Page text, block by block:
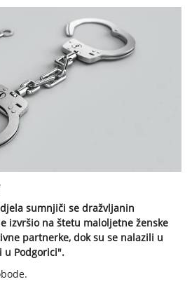
sumnjiči se dražvljanin
izvršio na štetu maloljetne ženske
partnerke, dok su se nalazili u
u Podgorici".